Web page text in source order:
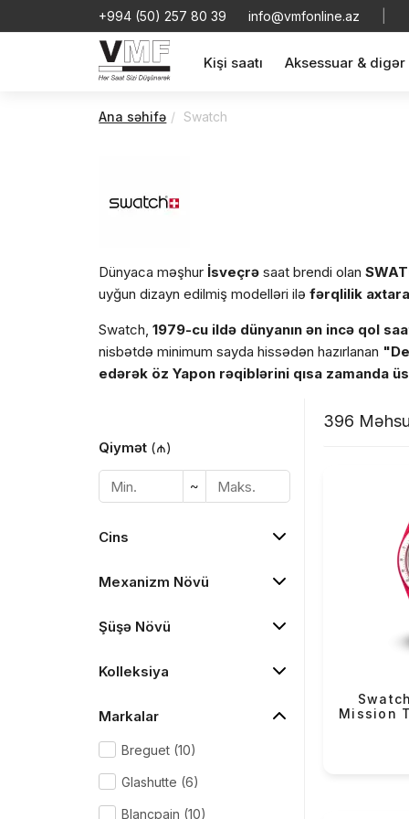
+994 (50) 257 80 39 info@vmfonline.az
Kişi saatı Aksessuar & digər
Ana səhifə Swatch
Dünyaca məşhur İsveçrə saat brendi olan
uyğun dizayn edilmiş modelləri iləfərqlilik
Swatch,1979-cu ildə dünyanın ən incə qol
nisbətdə minimum sayda hissədən hazırlanan
edərək öz Yapon rəqiblərini qısa zamanda
Qiymət (₼)
~
Cins
Mexanizm Növü
Şüşə Növü
Kolleksiya
Markalar
Breguet (10)
Glashutte (6)
Blancpain (10)
396
Mission